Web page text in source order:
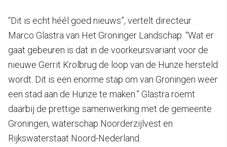
“Dit is echt héél goed nieuws”, vertelt directeur
Marco Glastra van Het Groninger Landschap. “Wat er
gaat gebeuren is dat in de voorkeursvariant voor de
nieuwe Gerrit Krolbrug de loop van de Hunze hersteld
wordt. Dit is een enorme stap om van Groningen weer
een stad aan de Hunze te maken.” Glastra roemt
daarbij de prettige samenwerking met de gemeente
Groningen, waterschap Noorderzijlvest en
Rijkswaterstaat Noord-Nederland.